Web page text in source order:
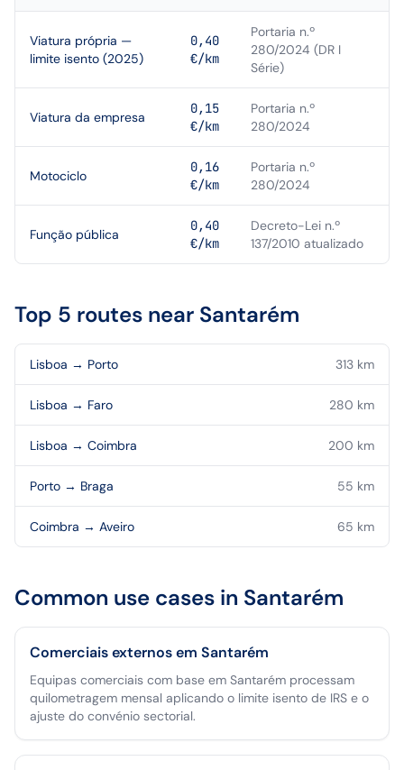
Viatura própria —
limite isento (2025)
0,40
€/km
Portaria n.º
280/2024 (DR I
Série)
Viatura da empresa
0,15
€/km
Portaria n.º
280/2024
Motociclo
0,16
€/km
Portaria n.º
280/2024
Função pública
0,40
€/km
Decreto-Lei n.º
137/2010 atualizado
Top 5 routes near Santarém
Lisboa → Porto 313 km
Lisboa → Faro 280 km
Lisboa → Coimbra 200 km
Porto → Braga 55 km
Coimbra → Aveiro 65 km
Common use cases in Santarém
Comerciais externos em Santarém
Equipas comerciais com base em Santarém processam
quilometragem mensal aplicando o limite isento de IRS e o
ajuste do convénio sectorial.